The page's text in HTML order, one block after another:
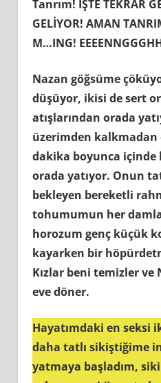
Tanrım! İŞTE TEKRAR
GELİYOR! AMAN
M…ING!
Nazan göğsüme
düşüyor, ikisi de sert
atışlarından orada
üzerimden kalkmadan
dakika boyunca içinde
orada yatıyor. Onun
bekleyen bereketli
tohumumun her
horozum genç küçük
kayarken bir
Kızlar beni temizler ve
eve döner.
Hayatımdaki en seksi
daha tatlı sikiştiğime
yatmaya başladım,